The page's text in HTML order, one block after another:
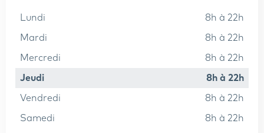
lundi 8h à 22h
mardi 8h à 22h
mercredi 8h à 22h
jeudi 8h à 22h
vendredi 8h à 22h
samedi 8h à 22h